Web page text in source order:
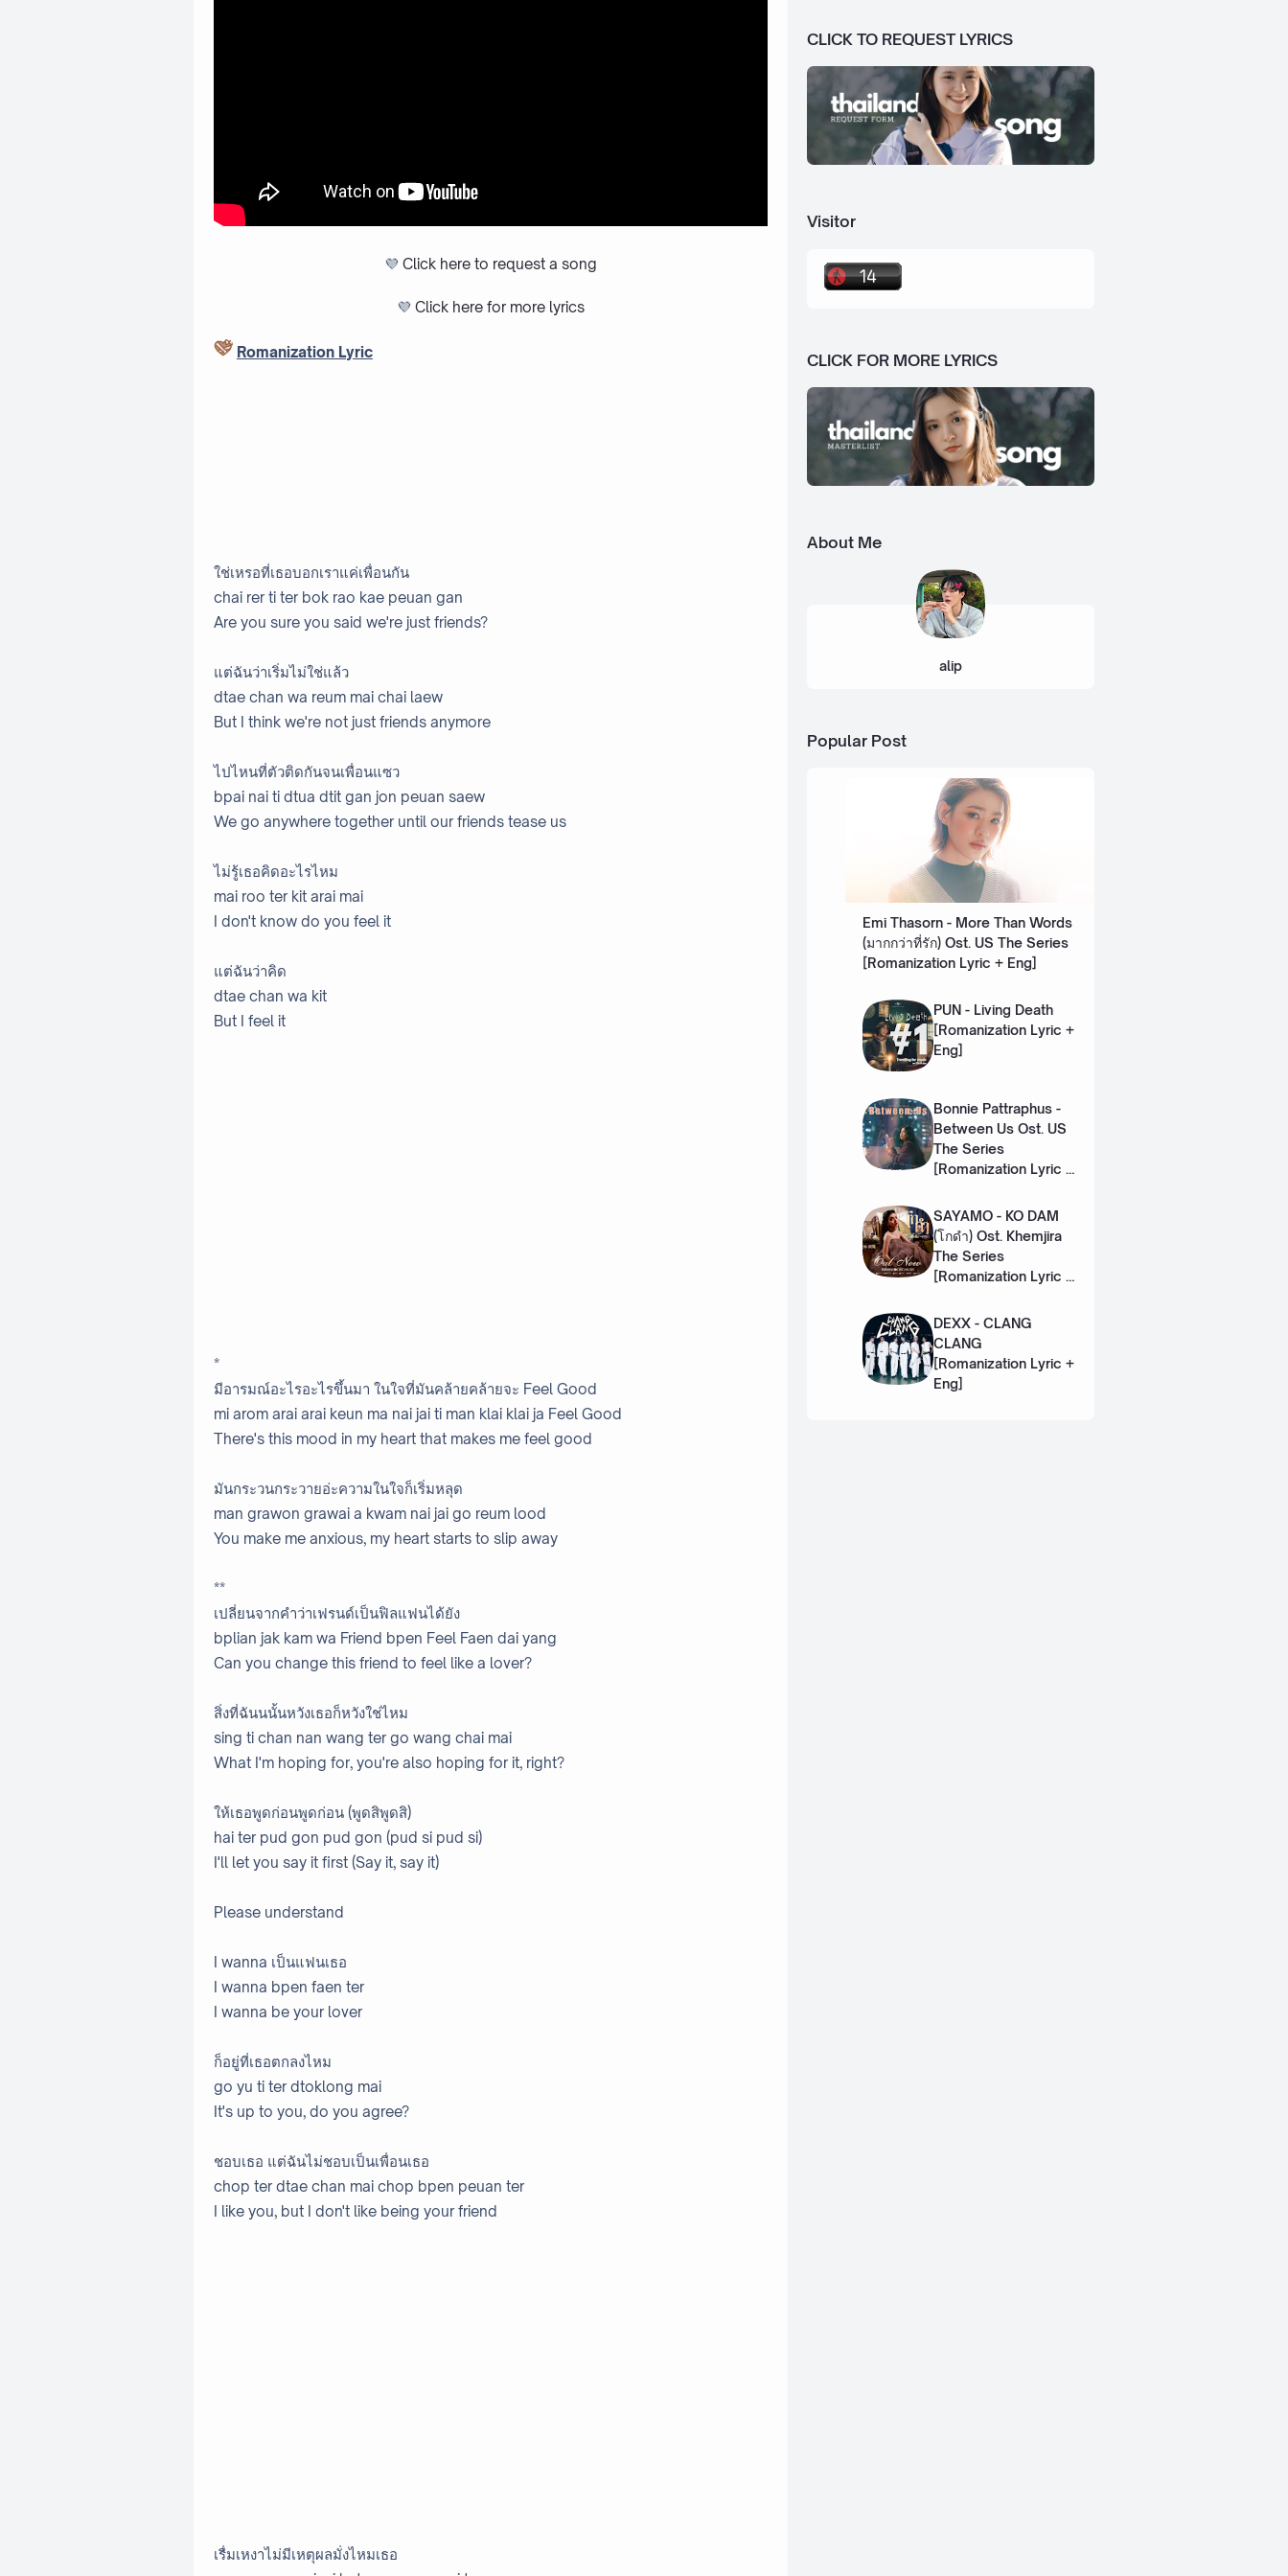
💜 Click here to request a song
💜 Click here for more lyrics
Romanization Lyric
ใช่เหรอที่เธอบอกเราแค่เพื่อนกัน
chai rer ti ter bok rao kae peuan gan
Are you sure you said we're just friends?
แต่ฉันว่าเริ่มไม่ใช่แล้ว
dtae chan wa reum mai chai laew
But I think we're not just friends anymore
ไปไหนที่ตัวติดกันจนเพื่อนแซว
bpai nai ti dtua dtit gan jon peuan saew
We go anywhere together until our friends tease us
ไม่รู้เธอคิดอะไรไหม
mai roo ter kit arai mai
I don't know do you feel it
แต่ฉันว่าคิด
dtae chan wa kit
But I feel it
*
มีอารมณ์อะไรอะไรขึ้นมา ในใจที่มันคล้ายคล้ายจะ Feel Good
mi arom arai arai keun ma nai jai ti man klai klai ja Feel Good
There's this mood in my heart that makes me feel good
มันกระวนกระวายอ่ะความในใจก็เริ่มหลุด
man grawon grawai a kwam nai jai go reum lood
You make me anxious, my heart starts to slip away
**
เปลี่ยนจากคำว่าเฟรนด์เป็นฟิลแฟนได้ยัง
bplian jak kam wa Friend bpen Feel Faen dai yang
Can you change this friend to feel like a lover?
สิ่งที่ฉันนนั้นหวังเธอก็หวังใช่ไหม
sing ti chan nan wang ter go wang chai mai
What I'm hoping for, you're also hoping for it, right?
ให้เธอพูดก่อนพูดก่อน (พูดสิพูดสิ)
hai ter pud gon pud gon (pud si pud si)
I'll let you say it first (Say it, say it)
Please understand
I wanna เป็นแฟนเธอ
I wanna bpen faen ter
I wanna be your lover
ก็อยู่ที่เธอตกลงไหม
go yu ti ter dtoklong mai
It's up to you, do you agree?
ชอบเธอ แต่ฉันไม่ชอบเป็นเพื่อนเธอ
chop ter dtae chan mai chop bpen peuan ter
I like you, but I don't like being your friend
เรื่มเหงาไม่มีเหตุผลมั่งไหมเธอ
CLICK TO REQUEST LYRICS
Visitor
CLICK FOR MORE LYRICS
About Me
alip
Popular Post
Emi Thasorn - More Than Words
(มากกว่าที่รัก) Ost. US The Series
[Romanization Lyric + Eng]
PUN - Living Death
[Romanization Lyric +
Eng]
Bonnie Pattraphus -
Between Us Ost. US
The Series
[Romanization Lyric +
SAYAMO - KO DAM
(โกดำ) Ost. Khemjira
The Series
[Romanization Lyric +
DEXX - CLANG
CLANG
[Romanization Lyric +
Eng]